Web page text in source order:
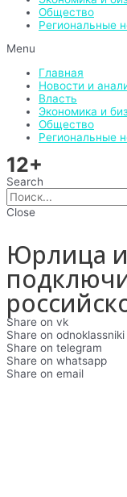
Общество
Региональные
Menu
Главная
Новости и
Власть
Экономика и
Общество
Региональные
12+
Search
Close
Юрлица
Share on vk
Share on odnoklassniki
Share on telegram
Share on whatsapp
Share on email